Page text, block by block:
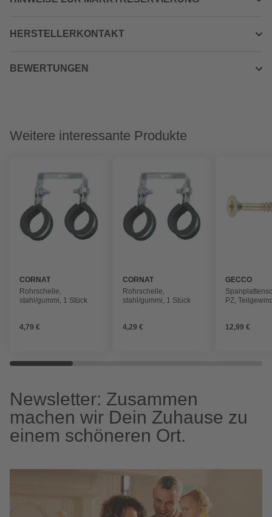
HERSTELLERKONTAKT
BEWERTUNGEN
Weitere interessante Produkte
CORNAT
Rohrschelle,
stahl/gummi, 1 Stück
4,79 €
CORNAT
Rohrschelle,
stahl/gummi, 1 Stück
4,29 €
GECCO
PZ,
12,99 €
Newsletter: Zusammen
machen wir Dein Zuhause zu
einem schöneren Ort.